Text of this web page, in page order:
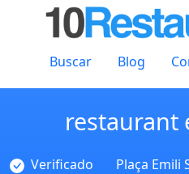
Buscar Blog
restaurant
Verificado
Plaça Emili